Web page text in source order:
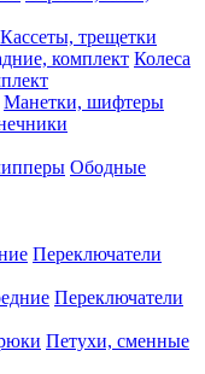
Кассеты, трещетки
Колеса
Манетки, шифтеры
Ободные
Переключатели
Переключатели
Петухи, сменные